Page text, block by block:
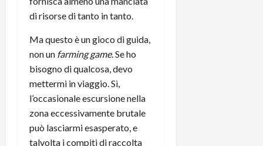
di risorse di tanto in tanto.
Ma questo è un gioco di guida,
non un farming game. Se ho
bisogno di qualcosa, devo
mettermi in viaggio. Sì,
l’occasionale escursione nella
zona eccessivamente brutale
può lasciarmi esasperato, e
talvolta i compiti di raccolta